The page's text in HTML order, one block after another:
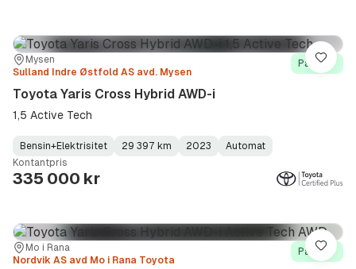
Sted:Mysen
Forhandler:
Sulland Indre Østfold AS avd. Mysen
På lager
Toyota Yaris Cross Hybrid AWD-i
1,5 Active Tech
Fuel
Type:
Bensin+Elektrisitet
Kilometerstand: 29 397 km
Model
Year:
2023
Gearbox
Type:
Automat
Kontantpris
335 000 kr
Lagre
Sted:Mo i Rana
Forhandler:
Nordvik AS avd Mo i Rana Toyota
På lager
Lagre